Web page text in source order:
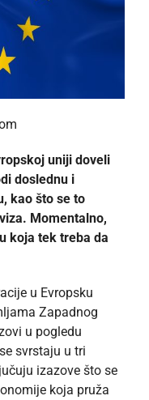
uniji doveli
doslednu i
kao što se to
Momentalno,
koja tek treba da
u Evropsku
Zapadnog
u pogledu
svrstaju u tri
izazove što se
koja pruža